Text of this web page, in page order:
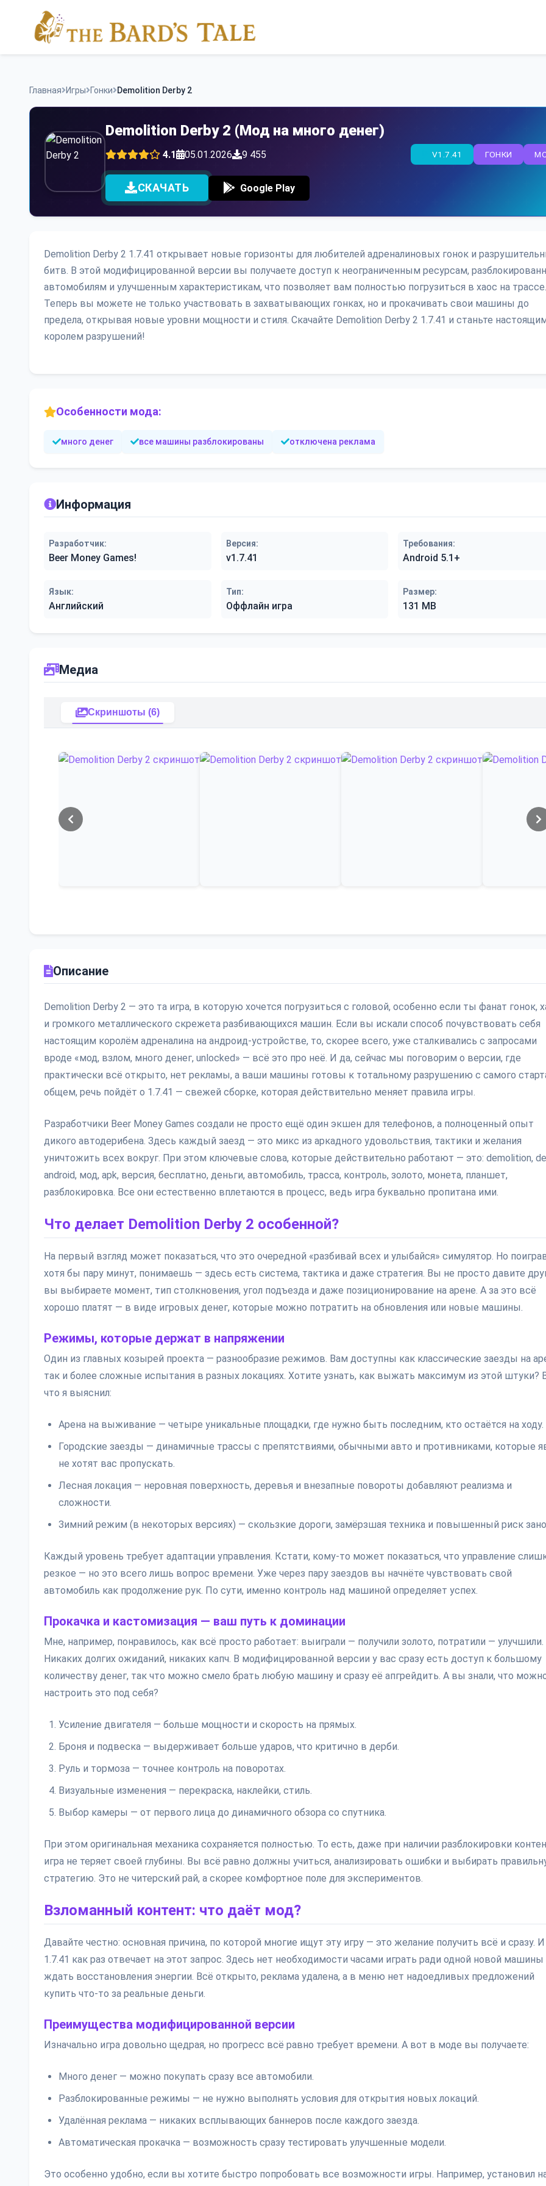
Главная Игры Гонки Demolition Derby 2
Demolition Derby 2 (Мод на много денег)
4.1 05.01.2026 9 455 ГОНКИ
V1.7.41
СКАЧАТЬ Google Play
Demolition Derby 2 1.7.41 открывает новые горизонты для любителей адреналиновых гонок и
битв. В этой модифицированной версии вы получаете доступ к неограниченным ресурсам,
автомобилям и улучшенным характеристикам, что позволяет вам полностью погрузиться в хаос на трассе.
Теперь вы можете не только участвовать в захватывающих гонках, но и прокачивать свои машины до
предела, открывая новые уровни мощности и стиля. Скачайте Demolition Derby 2 1.7.41 и станьте
королем разрушений!
Особенности мода:
много денег все машины разблокированы отключена реклама
Информация
Разработчик:
Beer Money Games!
Версия:
v1.7.41
Требования:
Android 5.1+
Язык:
Английский
Тип:
Оффлайн игра
Размер:
131 MB
Медиа
Скриншоты (6)
Описание
Demolition Derby 2 — это та игра, в которую хочется погрузиться с головой, особенно если ты фанат гонок,
и громкого металлического скрежета разбивающихся машин. Если вы искали способ почувствовать себя
настоящим королём адреналина на андроид-устройстве, то, скорее всего, уже сталкивались с запросами
вроде «мод, взлом, много денег, unlocked» — всё это про неё. И да, сейчас мы поговорим о версии, где
практически всё открыто, нет рекламы, а ваши машины готовы к тотальному разрушению с самого
общем, речь пойдёт о 1.7.41 — свежей сборке, которая действительно меняет правила игры.
Разработчики Beer Money Games создали не просто ещё один экшен для телефонов, а полноценный опыт
дикого автодерибена. Здесь каждый заезд — это микс из аркадного удовольствия, тактики и желания
уничтожить всех вокруг. При этом ключевые слова, которые действительно работают — это: demolition,
android, мод, apk, версия, бесплатно, деньги, автомобиль, трасса, контроль, золото, монета, планшет,
разблокировка. Все они естественно вплетаются в процесс, ведь игра буквально пропитана ими.
Что делает Demolition Derby 2 особенной?
На первый взгляд может показаться, что это очередной «разбивай всех и улыбайся» симулятор. Но
хотя бы пару минут, понимаешь — здесь есть система, тактика и даже стратегия. Вы не просто давите
вы выбираете момент, тип столкновения, угол подъезда и даже позиционирование на арене. А за это всё
хорошо платят — в виде игровых денег, которые можно потратить на обновления или новые машины.
Режимы, которые держат в напряжении
Один из главных козырей проекта — разнообразие режимов. Вам доступны как классические заезды на
так и более сложные испытания в разных локациях. Хотите узнать, как выжать максимум из этой штуки?
что я выяснил:
Арена на выживание — четыре уникальные площадки, где нужно быть последним, кто остаётся на ходу.
Городские заезды — динамичные трассы с препятствиями, обычными авто и противниками, которые
не хотят вас пропускать.
Лесная локация — неровная поверхность, деревья и внезапные повороты добавляют реализма и
сложности.
Зимний режим (в некоторых версиях) — скользкие дороги, замёрзшая техника и повышенный риск
Каждый уровень требует адаптации управления. Кстати, кому-то может показаться, что управление
резкое — но это всего лишь вопрос времени. Уже через пару заездов вы начнёте чувствовать свой
автомобиль как продолжение рук. По сути, именно контроль над машиной определяет успех.
Прокачка и кастомизация — ваш путь к доминации
Мне, например, понравилось, как всё просто работает: выиграли — получили золото, потратили — улучшили.
Никаких долгих ожиданий, никаких капч. В модифицированной версии у вас сразу есть доступ к большому
количеству денег, так что можно смело брать любую машину и сразу её апгрейдить. А вы знали, что
настроить это под себя?
Усиление двигателя — больше мощности и скорость на прямых.
Броня и подвеска — выдерживает больше ударов, что критично в дерби.
Руль и тормоза — точнее контроль на поворотах.
Визуальные изменения — перекраска, наклейки, стиль.
Выбор камеры — от первого лица до динамичного обзора со спутника.
При этом оригинальная механика сохраняется полностью. То есть, даже при наличии разблокировки
игра не теряет своей глубины. Вы всё равно должны учиться, анализировать ошибки и выбирать
стратегию. Это не читерский рай, а скорее комфортное поле для экспериментов.
Взломанный контент: что даёт мод?
Давайте честно: основная причина, по которой многие ищут эту игру — это желание получить всё и сразу. И
1.7.41 как раз отвечает на этот запрос. Здесь нет необходимости часами играть ради одной новой машины
ждать восстановления энергии. Всё открыто, реклама удалена, а в меню нет надоедливых предложений
купить что-то за реальные деньги.
Преимущества модифицированной версии
Изначально игра довольно щедрая, но прогресс всё равно требует времени. А вот в моде вы получаете:
Много денег — можно покупать сразу все автомобили.
Разблокированные режимы — не нужно выполнять условия для открытия новых локаций.
Удалённая реклама — никаких всплывающих баннеров после каждого заезда.
Автоматическая прокачка — возможность сразу тестировать улучшенные модели.
Это особенно удобно, если вы хотите быстро попробовать все возможности игры. Например, установил